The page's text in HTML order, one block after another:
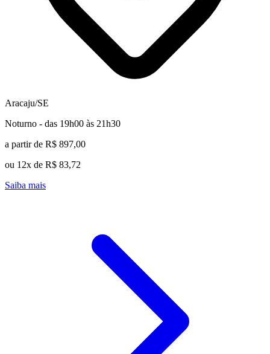
Aracaju/SE
Noturno - das 19h00 às 21h30
a partir de R$ 897,00
ou 12x de R$ 83,72
Saiba mais